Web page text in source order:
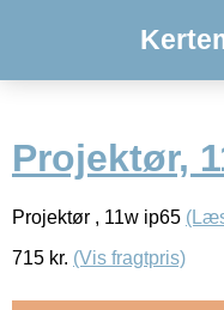
Projektør,
Projektør , 11w ip65
715 kr. (Vis fragtpris)